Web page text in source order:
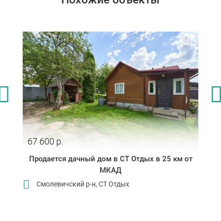
67 600 р.
Продается дачный дом в СТ Отдых в 25 км от
МКАД
Смолевичский р-н, СТ Отдых